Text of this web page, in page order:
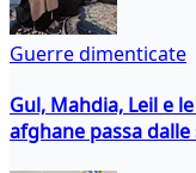
Guerre dimenticate
Gul, Mahdia, Leil e
afghane passa